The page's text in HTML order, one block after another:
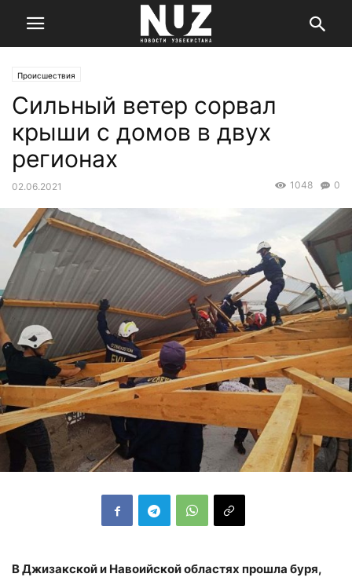
Происшествия
Сильный ветер сорвал
крыши с домов в двух
регионах
02.06.2021 0
1048
В Джизакской и Навоийской областях прошла буря,